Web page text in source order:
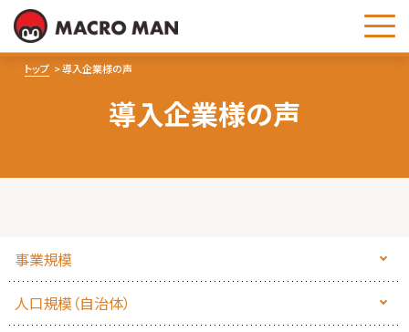
トップ 導入企業様の声
導入企業様の声
事業規模
人口規模（自治体）